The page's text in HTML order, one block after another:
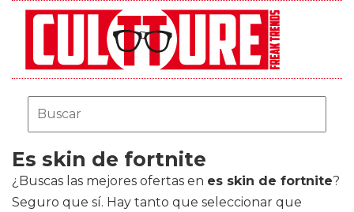
Es skin de fortnite
¿Buscas las mejores ofertas en es skin de fortnite?
Seguro que sí. Hay tanto que seleccionar que